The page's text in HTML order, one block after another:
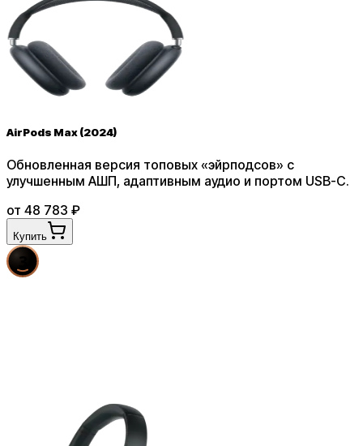
AirPods Max (2024)
Обновленная версия топовых «эйрподсов» с
улучшенным АШП, адаптивным аудио и портом USB-C.
от 48 783 ₽
Купить
3